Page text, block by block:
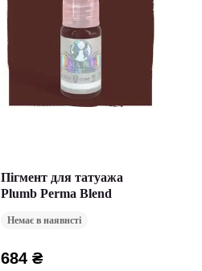
Пігмент для татуажа
Plumb Perma Blend
Немає в наявнсті
684 ₴